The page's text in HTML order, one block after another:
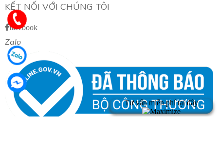
KẾT NỐI VỚI CHÚNG TÔI
facebook
Zalo